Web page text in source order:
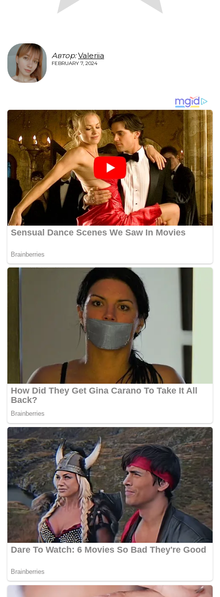
Автор: Valeriia
FEBRUARY 7, 2024